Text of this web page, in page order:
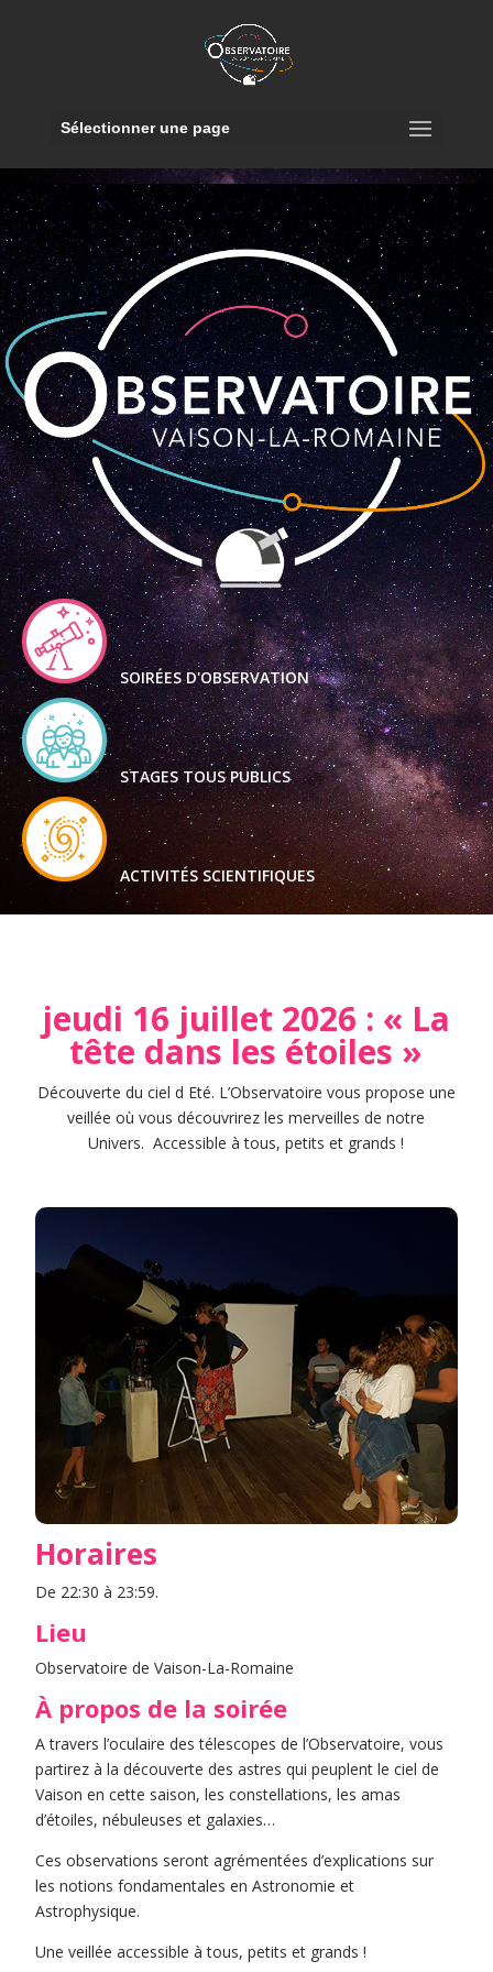
Sélectionner une page
SOIRÉES D'OBSERVATION
STAGES TOUS PUBLICS
ACTIVITÉS SCIENTIFIQUES
jeudi 16 juillet 2026 : « La
tête dans les étoiles »
Découverte du ciel d Eté. L’Observatoire vous propose une
veillée où vous découvrirez les merveilles de notre
Univers. Accessible à tous, petits et grands !
Horaires
De 22:30 à 23:59.
Lieu
Observatoire de Vaison-La-Romaine
À propos de la soirée
A travers l’oculaire des télescopes de l’Observatoire, vous
partirez à la découverte des astres qui peuplent le ciel de
Vaison en cette saison, les constellations, les amas
d’étoiles, nébuleuses et galaxies…
Ces observations seront agrémentées d’explications sur
les notions fondamentales en Astronomie et
Astrophysique.
Une veillée accessible à tous, petits et grands !